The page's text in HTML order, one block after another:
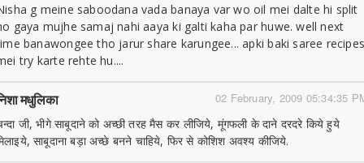
g meine saboodana vada banaya var wo oil mei dalte hi split
gaya mujhe samaj nahi aaya ki galti kaha par huwe. well next
banawongee tho jarur share karungee... apki baki saree
try karte rehte hu....
02 February, 2009 05:34:35
मधुलिका
जी, भीगे साबूदाने को अच्छी तरह मैस कर लीजिये, मूंगफली के दाने दरदरे किये हुये
साबूदाना बड़ा अच्छे बनने चाहिये, फिर से कोशिश अवश्य कीजिये.